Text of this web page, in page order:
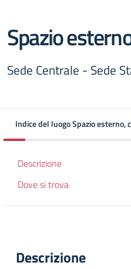
Spazio
Sede Centrale - Sede
Indice del luogo Spazio esterno,
Descrizione
Dove si trova
Descrizione